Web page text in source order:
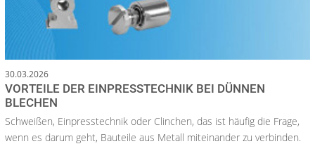
30.03.2026
VORTEILE DER EINPRESSTECHNIK BEI DÜNNEN
BLECHEN
Schweißen, Einpresstechnik oder Clinchen, das ist häufig die Frage,
wenn es darum geht, Bauteile aus Metall miteinander zu verbinden.